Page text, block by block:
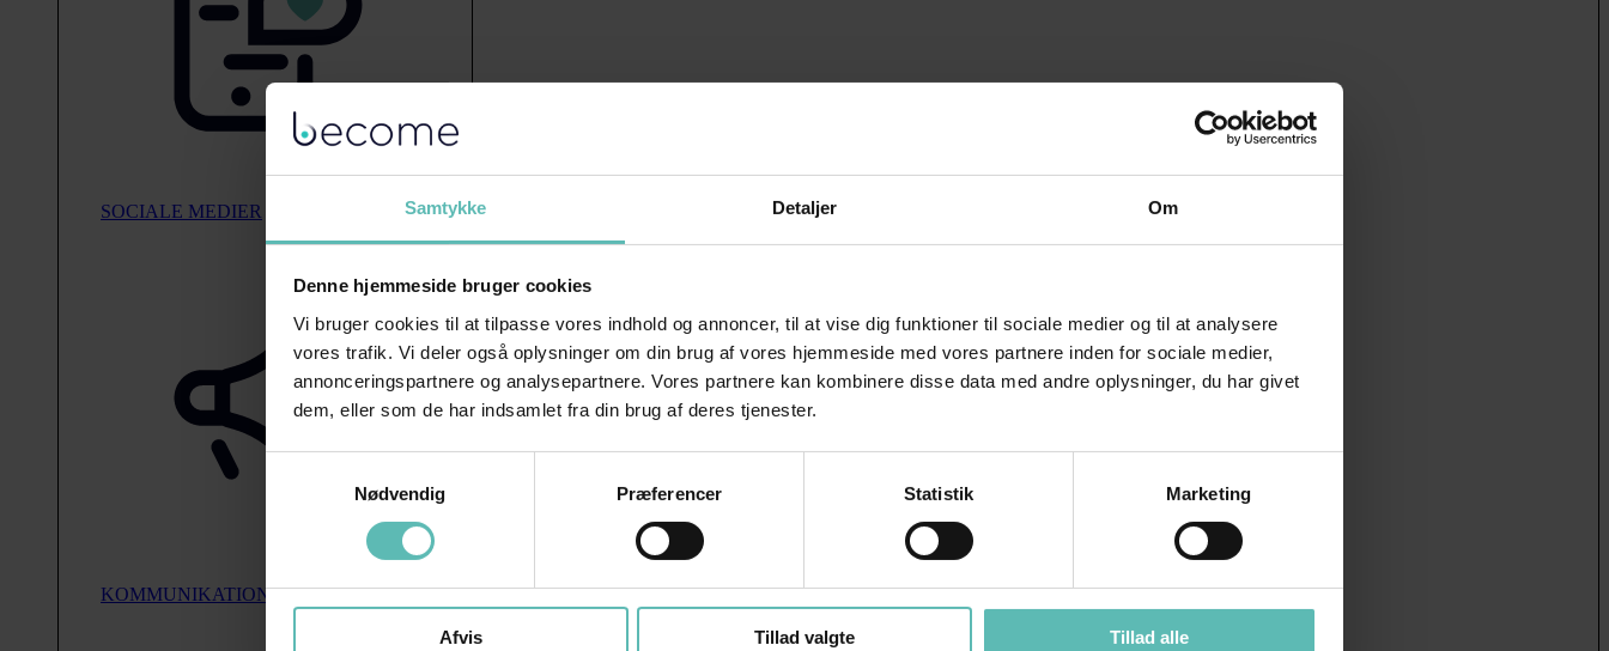
Samtykke Detaljer Om
Denne hjemmeside bruger cookies
Vi bruger cookies til at tilpasse vores indhold og annoncer, til at vise dig funktioner til sociale medier og til at analysere
vores trafik. Vi deler også oplysninger om din brug af vores hjemmeside med vores partnere inden for sociale medier,
annonceringspartnere og analysepartnere. Vores partnere kan kombinere disse data med andre oplysninger, du har givet
dem, eller som de har indsamlet fra din brug af deres tjenester.
Nødvendig
Præferencer Statistik Marketing
Afvis Tillad valgte Tillad alle
SOCIALE MEDIER
KOMMUNIKATION